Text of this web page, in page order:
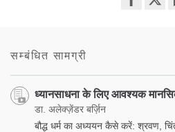
सम्बंधित सामग्री
ध्यानसाधना के लिए आवश्यक
डा. अलेक्ज़ेंडर बर्ज़िन
बौद्ध धर्म का अध्ययन कैसे करें: श्रवण,